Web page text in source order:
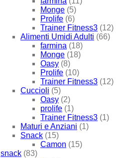
Monge (5)
Prolife (6)
Trainer Fitness3 (12)
Alimenti Umidi Adulti (66)
farmina (18)
Monge (18)
Oasy (8)
Prolife (10)
Trainer Fitness3 (12)
Cuccioli (5)
Oasy (2)
prolife (1)
Trainer Fitness3 (1)
Maturi e Anziani (1)
Snack (15)
Camon (15)
snack (83)